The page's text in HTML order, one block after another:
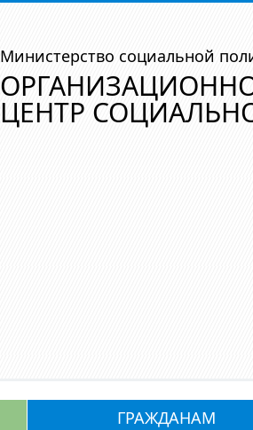
Министерство социальной
ЦЕНТР
ГРАЖДАНАМ